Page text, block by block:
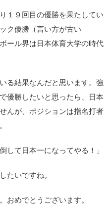
１９回目の優勝を果たしてい
ク優勝（言い方が古い
ール界は日本体育大学の時代
る結果なんだと思います。強
優勝したいと思ったら、日本
んが、ポジションは指名打者
して日本一になってやる！」
たいですね。
おめでとうございます。